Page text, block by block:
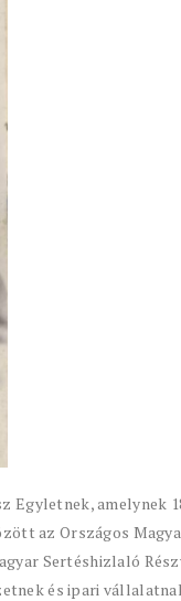
amelynek
az Országos
Sertéshizlaló
és ipari